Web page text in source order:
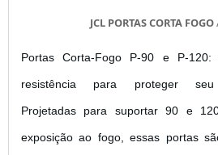
JCL PORTAS CORTA FOGO
Portas Corta-Fogo P-90 e P-120:
resistência para proteger seu
Projetadas para suportar 90 e
exposição ao fogo, essas portas